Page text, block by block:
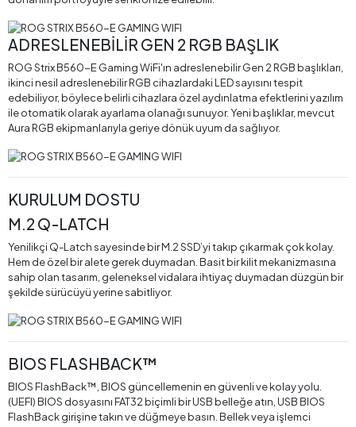
ADRESLENEBİLİR GEN 2 RGB BAŞLIK
ROG Strix B560-E Gaming WiFi'ın adreslenebilir Gen 2 RGB başlıkları,
ikinci nesil adreslenebilir RGB cihazlardaki LED sayısını tespit
edebiliyor, böylece belirli cihazlara özel aydınlatma efektlerini yazılım
ile otomatik olarak ayarlama olanağı sunuyor. Yeni başlıklar, mevcut
Aura RGB ekipmanlarıyla geriye dönük uyum da sağlıyor.
KURULUM DOSTU
M.2 Q-LATCH
Yenilikçi Q-Latch sayesinde bir M.2 SSD’yi takıp çıkarmak çok kolay.
Hem de özel bir alete gerek duymadan. Basit bir kilit mekanizmasına
sahip olan tasarım, geleneksel vidalara ihtiyaç duymadan düzgün bir
şekilde sürücüyü yerine sabitliyor.
BIOS FLASHBACK™
BIOS FlashBack™, BIOS güncellemenin en güvenli ve kolay yolu.
(UEFI) BIOS dosyasını FAT32 biçimli bir USB belleğe atın, USB BIOS
FlashBack girişine takın ve düğmeye basın. Bellek veya işlemci